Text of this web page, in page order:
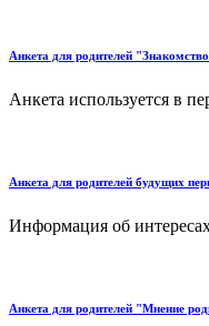
Анкета для родителей
Анкета используется в
Анкета для родителей будущих
Информация об
Анкета для родителей "Мнение